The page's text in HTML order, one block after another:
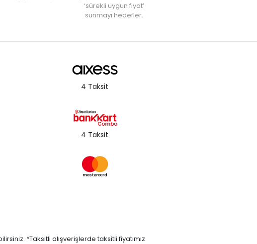
‘sürekli uygun fiyat’
sunmayı hedefler.
4 Taksit
4 Taksit
*Taksitli alışverişlerde taksitli fiyatımız